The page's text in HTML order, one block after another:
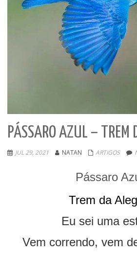
PÁSSARO AZUL – TREM
JUL 29, 2021 NATAN ARTIGOS
Pássaro
Trem da
Eu sei uma
Vem correndo, vem